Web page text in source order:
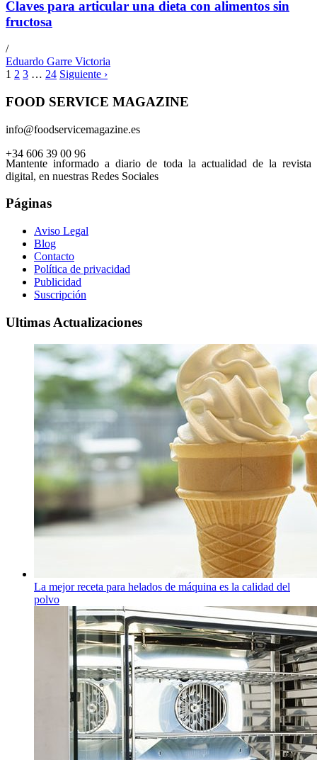
Claves para articular una dieta con alimentos sin
fructosa
/
Eduardo Garre Victoria
1 2 3 … 24 Siguiente ›
FOOD SERVICE MAGAZINE
info@foodservicemagazine.es
+34 606 39 00 96
Mantente informado a diario de toda la actualidad de la revista
digital, en nuestras Redes Sociales
Páginas
Aviso Legal
Blog
Contacto
Política de privacidad
Publicidad
Suscripción
Ultimas Actualizaciones
La mejor receta para helados de máquina es la calidad del
polvo